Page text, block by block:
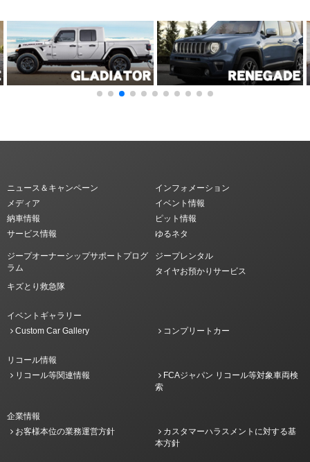
ニュース＆キャンペーン
インフォメーション
メディア
イベント情報
納車情報
ピット情報
サービス情報
ゆるネタ
ジープオーナーシップサポートプログ
ラム
ジープレンタル
タイヤお預かりサービス
キズとり救急隊
イベントギャラリー
Custom Car Gallery
コンプリートカー
リコール情報
リコール等関連情報
FCAジャパン リコール等対象車両検
索
企業情報
お客様本位の業務運営方針
カスタマーハラスメントに対する基
本方針